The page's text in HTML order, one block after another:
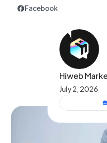
Facebook
Hiweb
July 2, 2026